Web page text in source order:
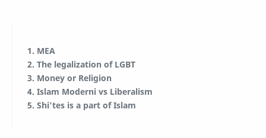
1. MEA
2. The legalization of LGBT
3. Money or Religion
4. Islam Moderni vs Liberalism
5. Shi'tes is a part of Islam